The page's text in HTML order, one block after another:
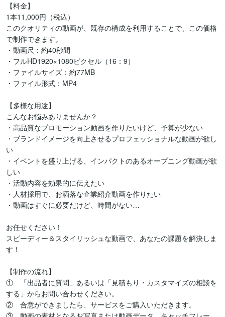
【料金】
1本11,000円（税込）
このクオリティの動画が、既存の構成を利用することで、この価格
で制作できます。
・動画尺：約40秒間
・フルHD1920×1080ピクセル（16：9）
・ファイルサイズ：約77MB
・ファイル形式：MP4
【多様な用途】
こんなお悩みありませんか？
・高品質なプロモーション動画を作りたいけど、予算が少ない
・ブランドイメージを向上させるプロフェッショナルな動画が欲し
い
・イベントを盛り上げる、インパクトのあるオープニング動画が欲
しい
・活動内容を効果的に伝えたい
・人材採用で、お洒落な企業紹介動画を作りたい
・動画はすぐに必要だけど、時間がない…
お任せください！
スピーディー＆スタイリッシュな動画で、あなたの課題を解決しま
す！
【制作の流れ】
①　「出品者に質問」あるいは「見積もり・カスタマイズの相談を
する」からお問い合わせください。
②　合意ができましたら、サービスをご購入いただきます。